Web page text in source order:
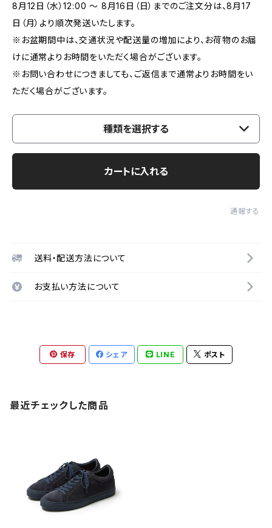
8月12日（水）12:00 ～ 8月16日（日）までのご注文分は、8月17
日（月）より順次発送いたします。
※お盆期間中は、交通状況や配送量の増加により、お荷物のお届
けに通常よりお時間をいただく場合がございます。
※お問い合わせにつきましても、ご返信まで通常よりお時間をい
ただく場合がございます。
種類を選択する
カートに入れる
通報する
送料・配送方法について
お支払い方法について
保存 シェア LINE ポスト
最近チェックした商品